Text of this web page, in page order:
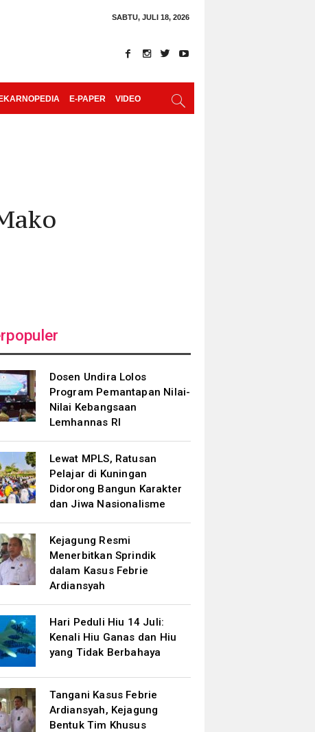
SABTU, JULI 18, 2026
E-PAPER VIDEO
Dosen Undira Lolos
Program Pemantapan Nilai-
Nilai Kebangsaan
Lemhannas RI
Lewat MPLS, Ratusan
Pelajar di Kuningan
Didorong Bangun Karakter
dan Jiwa Nasionalisme
Kejagung Resmi
Menerbitkan Sprindik
dalam Kasus Febrie
Ardiansyah
Hari Peduli Hiu 14 Juli:
Kenali Hiu Ganas dan Hiu
yang Tidak Berbahaya
Tangani Kasus Febrie
Ardiansyah, Kejagung
Bentuk Tim Khusus